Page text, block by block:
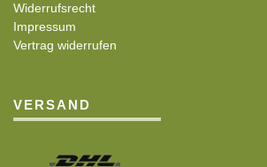
Widerrufsrecht
Impressum
Vertrag widerrufen
VERSAND